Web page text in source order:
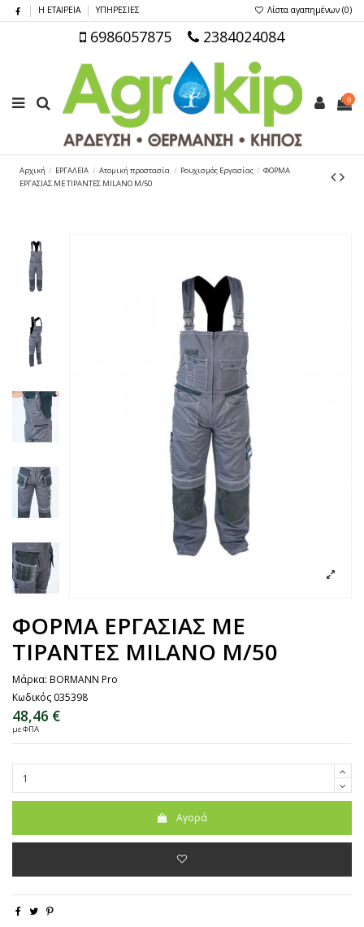
Η ΕΤΑΙΡΕΙΑ ΥΠΗΡΕΣΙΕΣ Λίστα αγαπημένων (0)
6986057875 2384024084
0
Αρχική ΕΡΓΑΛΕΙΑ Ατομική προστασία Ρουχισμός Εργασίας
ΦΟΡΜΑ
ΕΡΓΑΣΙΑΣ ΜΕ ΤΙΡΑΝΤΕΣ MILANO M/50
ΦΟΡΜΑ ΕΡΓΑΣΙΑΣ ΜΕ
ΤΙΡΑΝΤΕΣ MILANO M/50
Μάρκα: BORMANN Pro
Κωδικός 035398
48,46 €
με ΦΠΑ
Αγορά